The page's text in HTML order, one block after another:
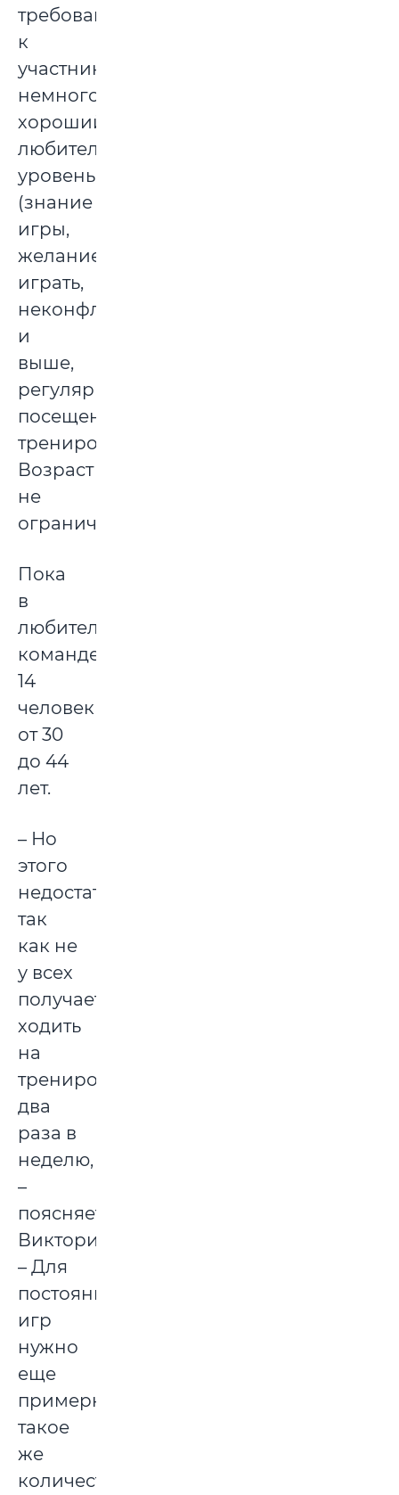
требований
к
участникам
немного:
хороший
любительский
уровень
(знание
игры,
желание
играть,
неконфликтность)
и
выше,
регулярное
посещение
тренировок.
Возраст
не
ограничен.
Пока
в
любительской
команде
14
человек
от 30
до 44
лет.
– Но
этого
недостаточно,
так
как не
у всех
получается
ходить
на
тренировки
два
раза в
неделю,
–
поясняет
Виктория.
– Для
постоянных
игр
нужно
еще
примерно
такое
же
количество